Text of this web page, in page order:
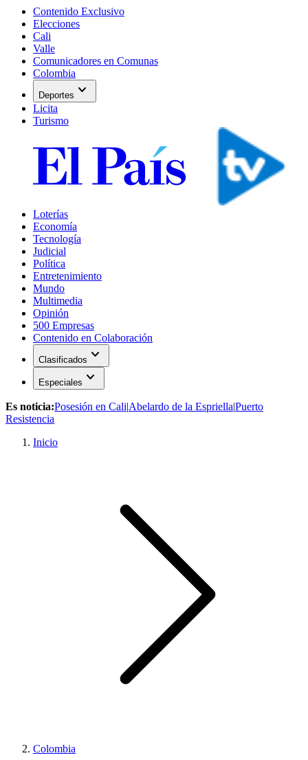
Contenido Exclusivo
Elecciones
Cali
Valle
Comunicadores en Comunas
Colombia
Deportes expand_more
Licita
Turismo
Loterías
Economía
Tecnología
Judicial
Política
Entretenimiento
Mundo
Multimedia
Opinión
500 Empresas
Contenido en Colaboración
Clasificados expand_more
Especiales expand_more
Es noticia:Posesión en Cali|Abelardo de la Espriella|Puerto
Resistencia
Inicio
Colombia